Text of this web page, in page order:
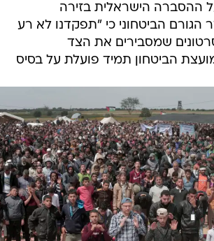
ההסברה הישראלית בזירה
הגורם הביטחוני כי "תפקדנו לא רע
שמסבירים את הצד
הביטחון תמיד פועלת על בסיס